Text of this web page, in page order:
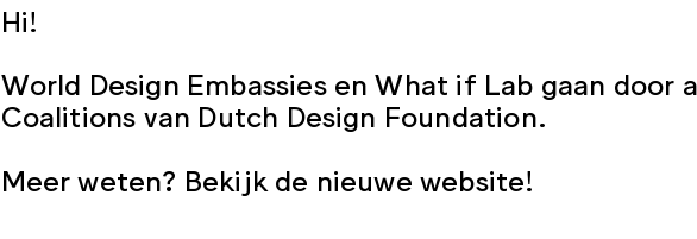
Eindhoven heeft maar liefst 2,2 miljoen
Met die ruimte is zo veel meer mogelijk!
we wat je er allemaal mee kunt doen. Willen
voor de auto of liever voor
het gebouw ‘Donna’ vind je tijdens Dutch
laten zien hoe we anders met de ruimte
Hi!
World Design Embassies en What if Lab gaan door
Coalitions van Dutch Design Foundation.
Meer weten? Bekijk de nieuwe website!